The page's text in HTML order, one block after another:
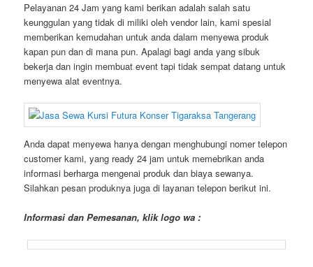
Pelayanan 24 Jam yang kami berikan adalah salah satu
keunggulan yang tidak di miliki oleh vendor lain, kami spesial
memberikan kemudahan untuk anda dalam menyewa produk
kapan pun dan di mana pun. Apalagi bagi anda yang sibuk
bekerja dan ingin membuat event tapi tidak sempat datang untuk
menyewa alat eventnya.
Anda dapat menyewa hanya dengan menghubungi nomer telepon
customer kami, yang ready 24 jam untuk memebrikan anda
informasi berharga mengenai produk dan biaya sewanya.
Silahkan pesan produknya juga di layanan telepon berikut ini.
Informasi dan Pemesanan, klik logo wa :